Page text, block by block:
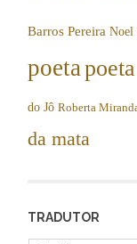
Barros Pereira Noel
poeta
do Jô Roberta
da mata
TRADUTOR